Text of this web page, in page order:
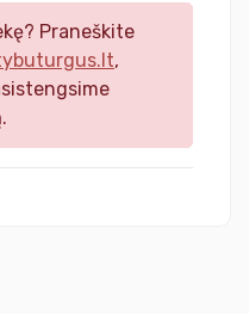
Praneškite
,